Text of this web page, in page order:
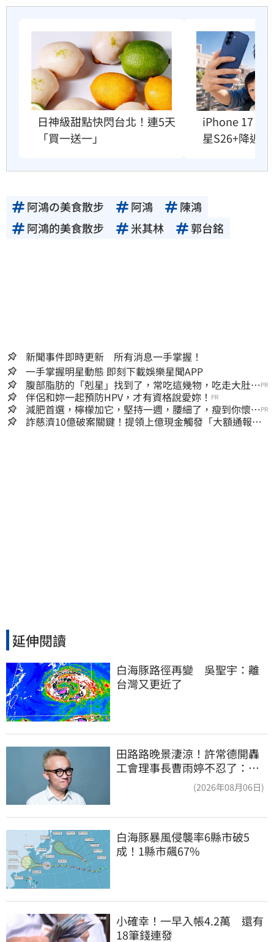
日神級甜點快閃台北！連5天
「買一送一」
iPhone 17
星S26+降近8
阿鴻の美食散步 阿鴻
陳鴻
阿鴻的美食散步
米其林 郭台銘
新聞事件即時更新 所有消息一手掌握！
一手掌握明星動態 即刻下載娛樂星聞APP
腹部脂肪的「剋星」找到了，常吃這幾物，吃走大肚
囊，瘦出小蠻腰
PR
伴侶和妳一起預防HPV，才有資格說愛妳！ PR
減肥首選，檸檬加它，堅持一週，腰細了，瘦到你懷疑
人生
PR
詐慈濟10億破案關鍵！提領上億現金觸發「大額通報」
延伸閱讀
白海豚路徑再變　吳聖宇：離
台灣又更近了
田路路晚景淒涼！許常德開轟
工會理事長曹雨婷不忍了：別
(2026年08月06日)
白海豚暴風侵襲率6縣市破5
成！1縣市飆67%
小確幸！一早入帳4.2萬　還有
18筆錢連發